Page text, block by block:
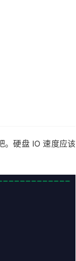
。硬盘 IO 速度应该